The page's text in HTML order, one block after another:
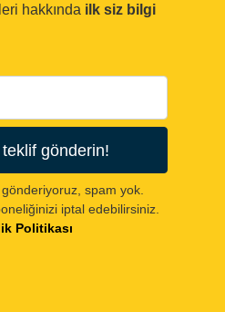
hakkında ilk siz bilgi
gönderin!
spam yok.
iptal edebilirsiniz.
Politikası